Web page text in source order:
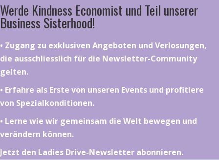
Werde Kindness Economist und Teil unserer
Business Sisterhood!
•⁠ ⁠⁠Zugang zu exklusiven Angeboten und Verlosungen,
die ausschliesslich für die Newsletter-Community
gelten.
•⁠ ⁠⁠Erfahre als Erste von unseren Events und profitiere
von Spezialkonditionen.
•⁠ ⁠⁠Lerne wie wir gemeinsam die Welt bewegen und
verändern können.
Jetzt den Ladies Drive-Newsletter abonnieren.